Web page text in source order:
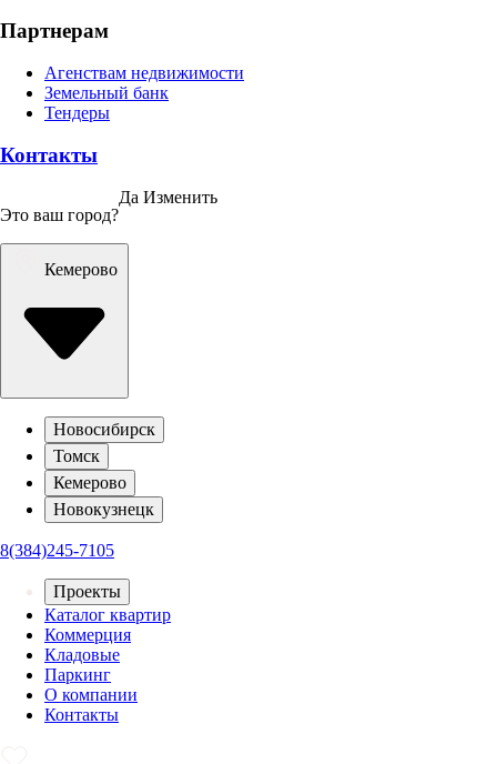
Партнерам
Агенствам недвижимости
Земельный банк
Тендеры
Контакты
Это ваш город?
Да Изменить
Кемерово
Новосибирск
Томск
Кемерово
Новокузнецк
8(384)245-7105
Проекты
Каталог квартир
Коммерция
Кладовые
Паркинг
О компании
Контакты